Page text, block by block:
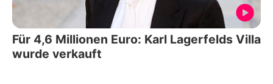
Für 4,6 Millionen Euro: Karl Lagerfelds Villa
wurde verkauft